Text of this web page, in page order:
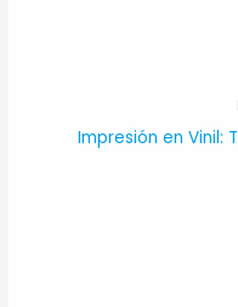
Impresión en Vinil: